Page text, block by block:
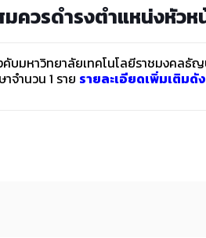
ควรดำรงตำแหน่งหัว
มหาวิทยาลัยเทคโนโลยีราชมงคลธั
จำนวน 1 ราย รายละเอียดเพิ่มเติมดั